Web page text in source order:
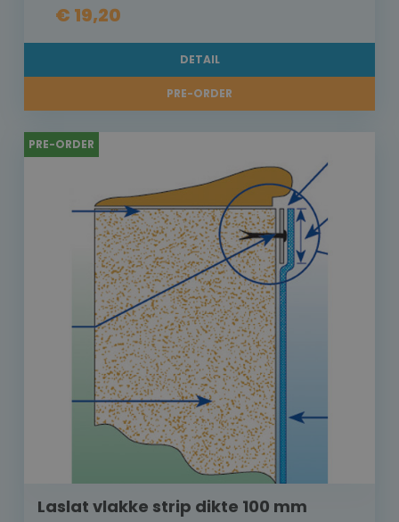
€ 19,20
DETAIL
PRE-ORDER
PRE-ORDER
Laslat vlakke strip dikte 100 mm